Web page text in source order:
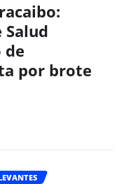
de
por brote